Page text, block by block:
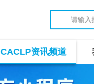
CACLP资讯频道